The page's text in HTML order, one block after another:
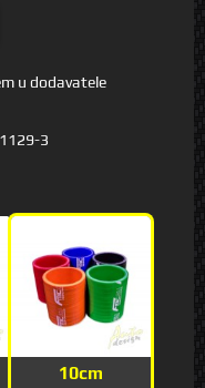
u dodavatele
3
10cm